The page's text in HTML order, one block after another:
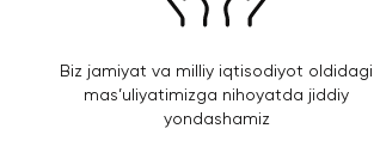
Biz jamiyat va milliy iqtisodiyot oldidagi
mas’uliyatimizga nihoyatda jiddiy
yondashamiz